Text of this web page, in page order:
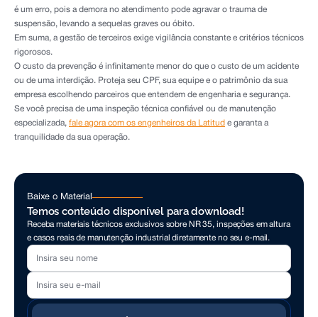
é um erro, pois a demora no atendimento pode agravar o trauma de
suspensão, levando a sequelas graves ou óbito.
Em suma, a gestão de terceiros exige vigilância constante e critérios técnicos
rigorosos.
O custo da prevenção é infinitamente menor do que o custo de um acidente
ou de uma interdição. Proteja seu CPF, sua equipe e o patrimônio da sua
empresa escolhendo parceiros que entendem de engenharia e segurança.
Se você precisa de uma inspeção técnica confiável ou de manutenção
especializada, fale agora com os engenheiros da Latitud e garanta a
tranquilidade da sua operação.
Baixe o Material
Temos conteúdo disponível para download!
Receba materiais técnicos exclusivos sobre NR 35, inspeções em altura
e casos reais de manutenção industrial diretamente no seu e-mail.
Seu nome
Seu e-mail